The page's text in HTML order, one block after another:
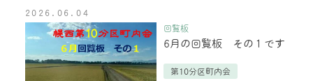
2026.06.04
回覧板
6月の回覧板 その１です
第10分区町内会